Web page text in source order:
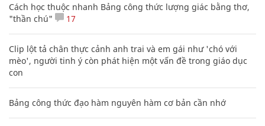
Cách học thuộc nhanh Bảng công thức lượng giác bằng thơ,
"thần chú"
17
Clip lột tả chân thực cảnh anh trai và em gái như 'chó với
mèo', người tinh ý còn phát hiện một vấn đề trong giáo dục
con
Bảng công thức đạo hàm nguyên hàm cơ bản cần nhớ